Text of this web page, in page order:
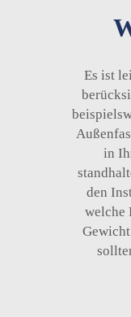
Es ist
in
den
welche